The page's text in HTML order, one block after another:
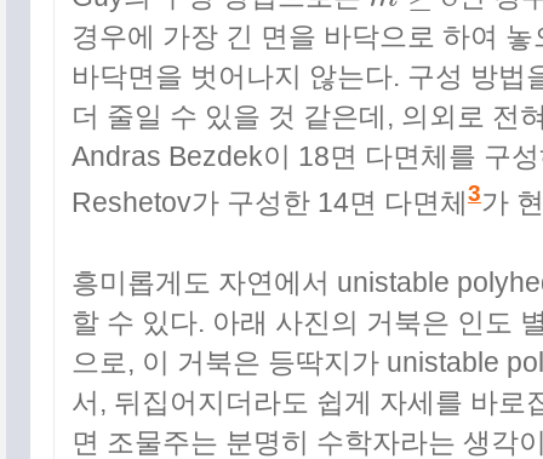
m≥ 8
경우에 가장 긴 면을 바닥으로 하여
바닥면을 벗어나지 않는다. 구성 방법
더 줄일 수 있을 것 같은데, 의외로 전
Andras Bezdek이 18면 다면체를 구
Reshetov가 구성한 14면 다면체 3가
흥미롭게도 자연에서 unistable
할 수 있다. 아래 사진의 거북은 인도
으로, 이 거북은 등딱지가 unistable
서, 뒤집어지더라도 쉽게 자세를 바로
면 조물주는 분명히 수학자라는 생각